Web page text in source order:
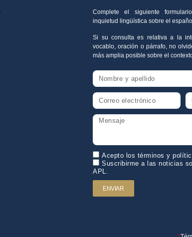
Complete el siguiente
inquietud lingüística sobre el
Si su consulta es relativa a la
vocablo, oración o párrafo, no
más amplia posible sobre el
Acepto los términos y
Suscribirme a las noticias
APL.
ENVIAR